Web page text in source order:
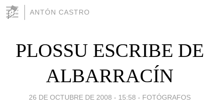
ANTÓN CASTRO
PLOSSU ESCRIBE DE
ALBARRACÍN
26 DE OCTUBRE DE 2008 - 15:58 - FOTÓGRAFOS